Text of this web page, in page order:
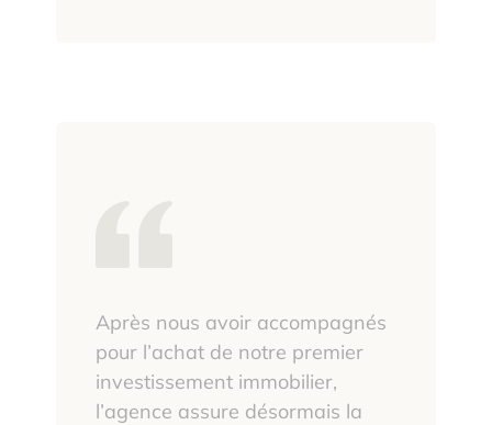
Après nous avoir accompagnés
pour l’achat de notre premier
investissement immobilier,
l’agence assure désormais la